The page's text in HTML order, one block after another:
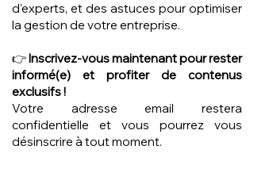
d'experts, et des astuces pour optimiser
la gestion de votre entreprise.
👉Inscrivez-vous maintenant pour rester
informé(e) et profiter de contenus
exclusifs !
Votre adresse email restera
confidentielle et vous pourrez vous
désinscrire à tout moment.